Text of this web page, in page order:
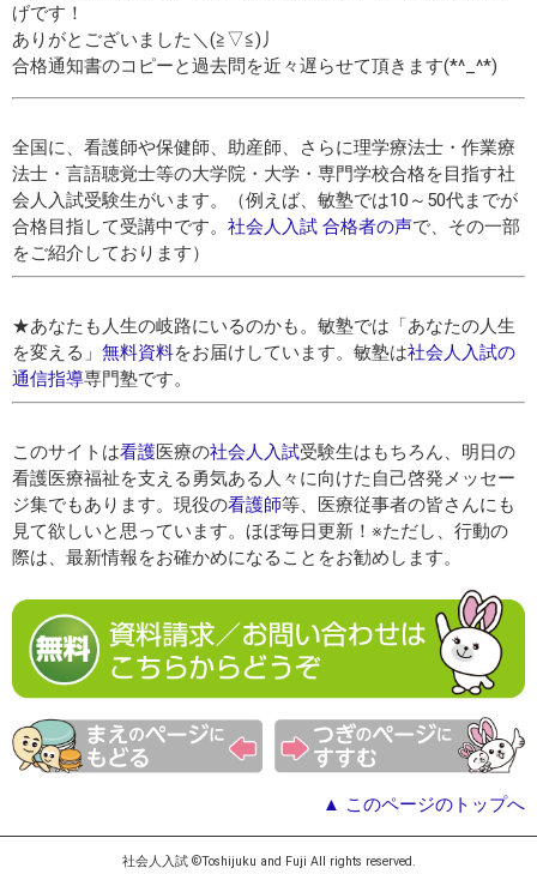
げです！
ありがとございました＼(≧▽≦)丿
合格通知書のコピーと過去問を近々遅らせて頂きます(*^_^*)
全国に、看護師や保健師、助産師、さらに理学療法士・作業療
法士・言語聴覚士等の大学院・大学・専門学校合格を目指す社
会人入試受験生がいます。（例えば、敏塾では10～50代までが
合格目指して受講中です。 社会人入試 合格者の声で、その一部
をご紹介しております）
★あなたも人生の岐路にいるのかも。敏塾では「あなたの人生
を変える」 無料資料をお届けしています。敏塾は社会人入試の
通信指導専門塾です。
このサイトは看護医療の社会人入試受験生はもちろん、明日の
看護医療福祉を支える勇気ある人々に向けた自己啓発メッセー
ジ集でもあります。現役の看護師等、医療従事者の皆さんにも
見て欲しいと思っています。ほぼ毎日更新！※ただし、行動の
際は、最新情報をお確かめになることをお勧めします。
▲ このページのトップへ
社会人入試 ©Toshijuku and Fuji All rights reserved.